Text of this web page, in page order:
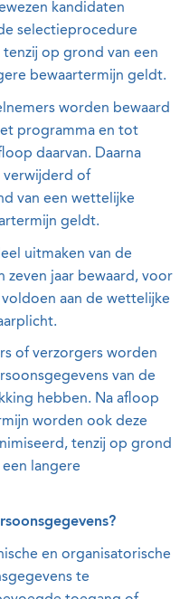
kandidaten
selectieprocedure
op grond van een
bewaartermijn geldt.
worden bewaard
programma en tot
daarvan. Daarna
verwijderd of
van een wettelijke
geldt.
uitmaken van de
zeven jaar bewaard, voor
aan de wettelijke
of verzorgers worden
van de
hebben. Na afloop
worden ook deze
tenzij op grond
langere
en organisatorische
te